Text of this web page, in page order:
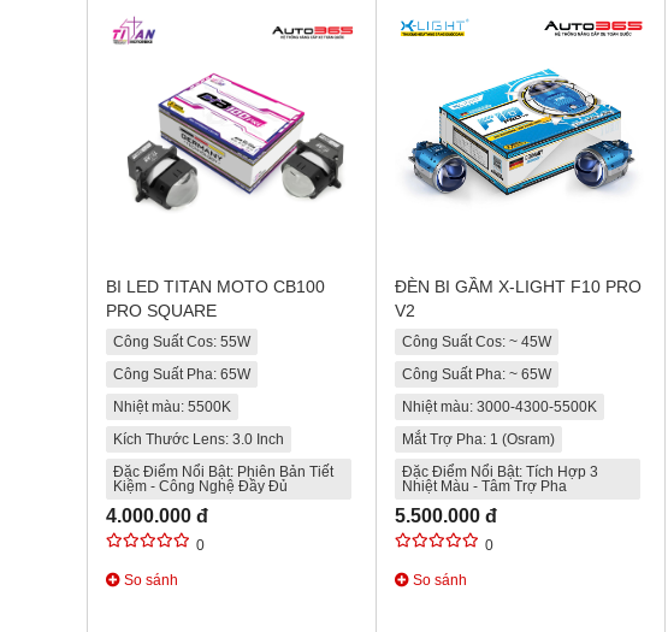
BI LED TITAN MOTO CB100
PRO SQUARE
Công Suất Cos: 55W
Công Suất Pha: 65W
Nhiệt màu: 5500K
Kích Thước Lens: 3.0 Inch
Đặc Điểm Nổi Bật: Phiên Bản Tiết
Kiệm - Công Nghệ Đầy Đủ
4.000.000 đ
0
So sánh
ĐÈN BI GẦM X-LIGHT F10 PRO
V2
Công Suất Cos: ~ 45W
Công Suất Pha: ~ 65W
Nhiệt màu: 3000-4300-5500K
Mắt Trợ Pha: 1 (Osram)
Đặc Điểm Nổi Bật: Tích Hợp 3
Nhiệt Màu - Tâm Trợ Pha
5.500.000 đ
0
So sánh